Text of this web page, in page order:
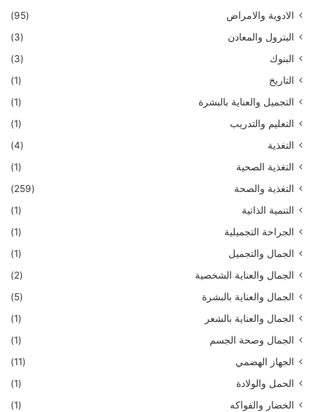
الادوية والامراض
(95)
البترول والمعادن
(3)
البنوك
(3)
التاريخ
(1)
التجميل والعناية بالبشرة
(1)
التعليم والتدريب
(1)
التغذية
(4)
التغذية الصحية
(1)
التغذية والصحة
(259)
التنمية الذاتية
(1)
الجراحة التجميلية
(1)
الجمال والتجميل
(1)
الجمال والعناية الشخصية
(2)
الجمال والعناية بالبشرة
(5)
الجمال والعناية بالشعر
(1)
الجمال وصحة الجسم
(1)
الجهاز الهضمي
(11)
الحمل والولادة
(1)
الخضار والفواكه
(1)